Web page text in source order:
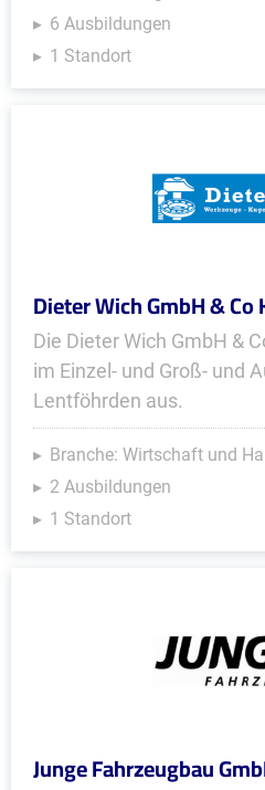
6 Ausbildungen
1 Standort
Dieter Wich GmbH & Co
Die Dieter Wich GmbH &
im Einzel- und Groß- und
Lentföhrden aus.
Branche: Wirtschaft und
2 Ausbildungen
1 Standort
Junge Fahrzeugbau